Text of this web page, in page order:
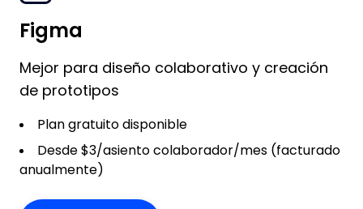
Figma
Mejor para diseño colaborativo y creación
de prototipos
Plan gratuito disponible
Desde $3/asiento colaborador/mes (facturado
anualmente)